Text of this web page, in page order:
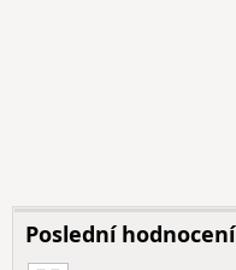
Poslední hodnocení